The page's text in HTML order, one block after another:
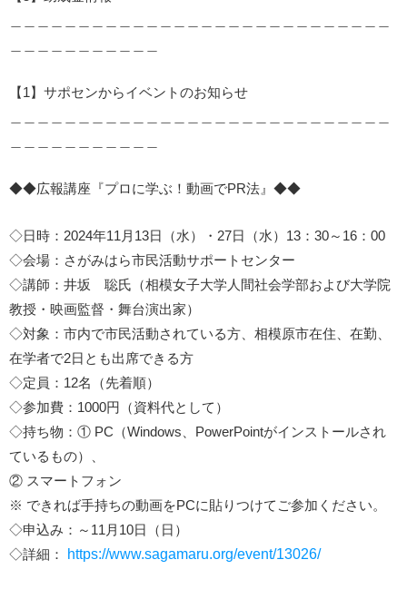
【1】サポセンからイベントのお知らせ
◆◆広報講座『プロに学ぶ！動画でPR法』◆◆
◇日時：2024年11月13日（水）・27日（水）13：30～16：00
◇会場：さがみはら市民活動サポートセンター
◇講師：井坂 聡氏（相模女子大学人間社会学部および大学院
教授・映画監督・舞台演出家）
◇対象：市内で市民活動されている方、相模原市在住、在勤、
在学者で2日とも出席できる方
◇定員：12名（先着順）
◇参加費：1000円（資料代として）
◇持ち物：① PC（Windows、PowerPointがインストールされ
ているもの）、
② スマートフォン
※ できれば手持ちの動画をPCに貼りつけてご参加ください。
◇申込み：～11月10日（日）
◇詳細：
https://www.sagamaru.org/event/13026/